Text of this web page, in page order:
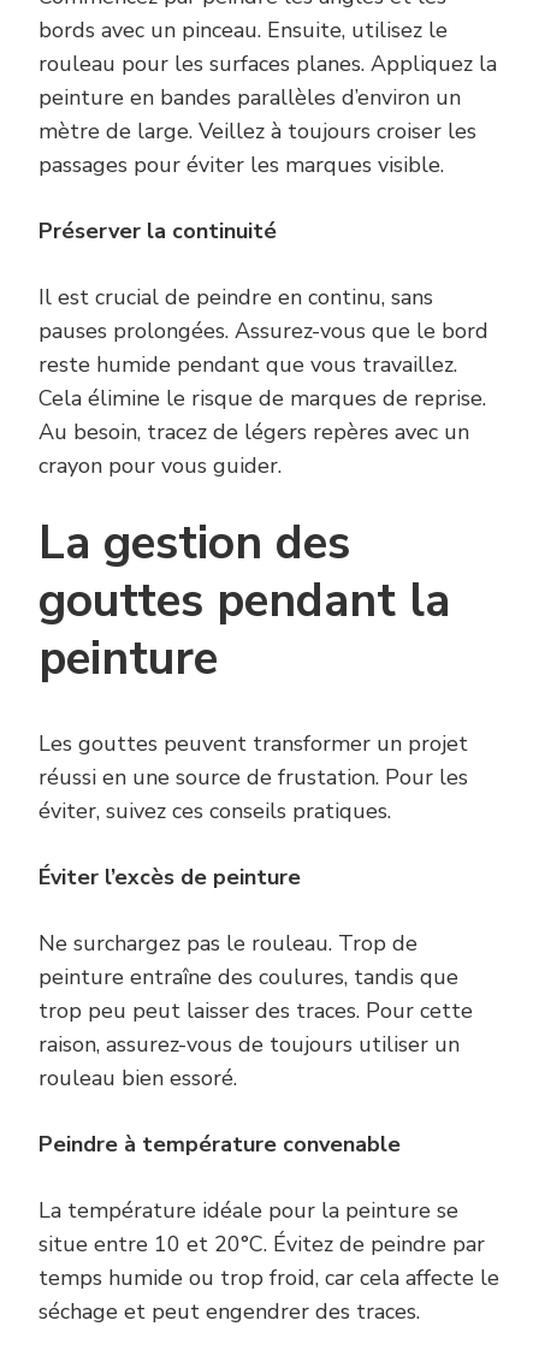
bords avec un pinceau. Ensuite, utilisez le
rouleau pour les surfaces planes. Appliquez la
peinture en bandes parallèles d’environ un
mètre de large. Veillez à toujours croiser les
passages pour éviter les marques visible.
Préserver la continuité
Il est crucial de peindre en continu, sans
pauses prolongées. Assurez-vous que le bord
reste humide pendant que vous travaillez.
Cela élimine le risque de marques de reprise.
Au besoin, tracez de légers repères avec un
crayon pour vous guider.
La gestion des
gouttes pendant la
peinture
Les gouttes peuvent transformer un projet
réussi en une source de frustation. Pour les
éviter, suivez ces conseils pratiques.
Éviter l’excès de peinture
Ne surchargez pas le rouleau. Trop de
peinture entraîne des coulures, tandis que
trop peu peut laisser des traces. Pour cette
raison, assurez-vous de toujours utiliser un
rouleau bien essoré.
Peindre à température convenable
La température idéale pour la peinture se
situe entre 10 et 20°C. Évitez de peindre par
temps humide ou trop froid, car cela affecte le
séchage et peut engendrer des traces.